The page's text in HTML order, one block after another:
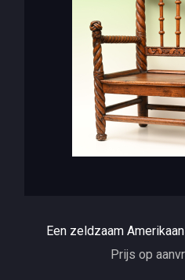
Een zeldzaam
Prijs op